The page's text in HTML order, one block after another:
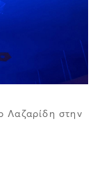
Λαζαρίδη στην